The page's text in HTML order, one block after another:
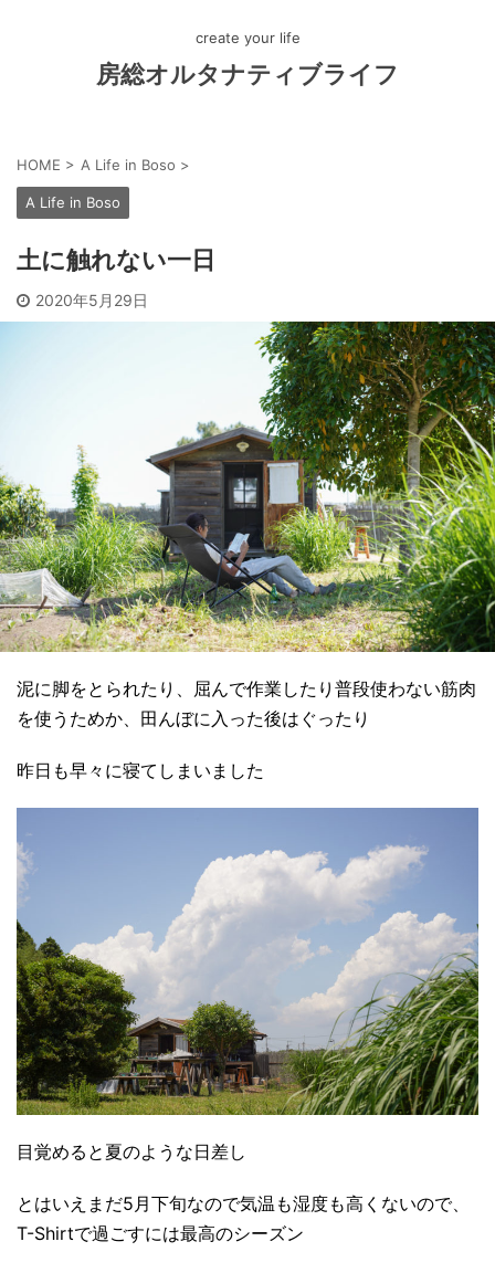
create your life
房総オルタナティブライフ
HOME > A Life in Boso >
A Life in Boso
土に触れない一日
2020年5月29日
泥に脚をとられたり、屈んで作業したり普段使わない筋肉
を使うためか、田んぼに入った後はぐったり
昨日も早々に寝てしまいました
目覚めると夏のような日差し
とはいえまだ5月下旬なので気温も湿度も高くないので、
T-Shirtで過ごすには最高のシーズン